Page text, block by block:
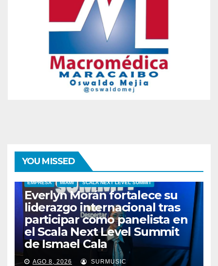
YOU MISSED
EMPRESA MIAMI SCALA NEXT LEVEL SUMMIT
Everlyn Morán fortalece su
liderazgo internacional tras
participar como panelista en
el Scala Next Level Summit
de Ismael Cala
AGO 8, 2026 SURMUSIC